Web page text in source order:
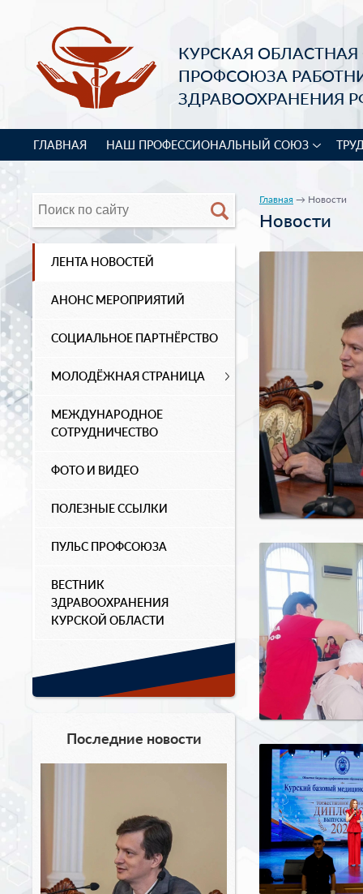
КУРСКАЯ
ПРОФСОЮЗА
ЗДРАВООХРАНЕНИЯ
ГЛАВНАЯ НАШ ПРОФЕССИОНАЛЬНЫЙ СОЮЗ
ЛЕНТА НОВОСТЕЙ
АНОНС МЕРОПРИЯТИЙ
СОЦИАЛЬНОЕ ПАРТНЁРСТВО
МОЛОДЁЖНАЯ СТРАНИЦА
МЕЖДУНАРОДНОЕ
СОТРУДНИЧЕСТВО
ФОТО И ВИДЕО
ПОЛЕЗНЫЕ ССЫЛКИ
ПУЛЬС ПРОФСОЮЗА
ВЕСТНИК
ЗДРАВООХРАНЕНИЯ
КУРСКОЙ ОБЛАСТИ
Последние новости
Главная → Новости
Новости